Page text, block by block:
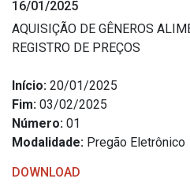
16/01/2025
AQUISIÇÃO DE GÊNEROS
REGISTRO DE PREÇOS
Início: 20/01/2025
Fim: 03/02/2025
Número: 01
Modalidade: Pregão Eletrônico
DOWNLOAD